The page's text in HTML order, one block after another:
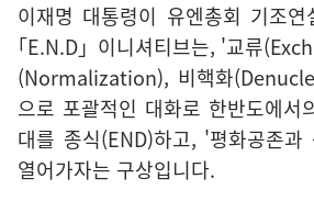
이재명 대통령이 유엔총회 기조
｢E.N.D」이니셔티브는, '교류
(Normalization), 비핵화
으로 포괄적인 대화로 한반도에서
대를 종식(END)하고, '평화공존과
열어가자는 구상입니다.